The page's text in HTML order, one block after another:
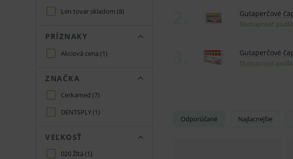
Len tovar skladom (8)
PRÍZNAKY
Akciová cena (1)
ZNAČKA
Cerkamed (7)
DENTSPLY(1)
VEĽKOSŤ
020 Žltá (1)
Odporúčané Najlacnejšie